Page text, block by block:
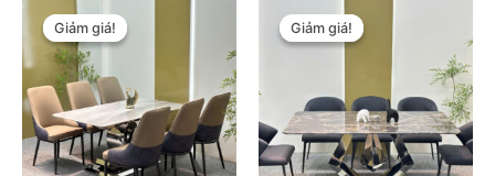
Giảm giá!
Giảm giá!
10.000.000 ₫
đến
13.500.000 ₫
phẩm
có
nhiều
biến
thể.
Giảm giá!
Giảm giá!
từ
đến
phẩm
nhiều
biến
thể.